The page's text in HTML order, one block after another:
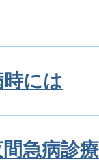
には
急病診